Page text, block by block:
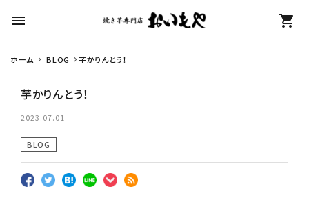
menu shopping_cart
カテゴリーから探す
ホーム BLOG 芋かりんとう！
芋かりんとう！
2023.07.01
BLOG